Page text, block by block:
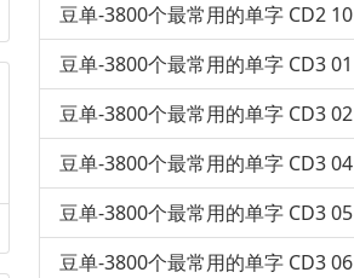
豆单-3800个最常用的单字 CD2 10
豆单-3800个最常用的单字 CD3 01
豆单-3800个最常用的单字 CD3 02
豆单-3800个最常用的单字 CD3 04
豆单-3800个最常用的单字 CD3 05
豆单-3800个最常用的单字 CD3 06